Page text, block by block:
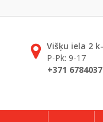
Višķu iela 2
P-Pk: 9-17
+371